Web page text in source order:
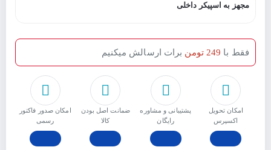
مجهز به اسپیکر داخلی
امکان تحویل
اکسپرس
پشتیبانی و مشاوره
رایگان
ﺿﻤﺎﻧﺖ اﺻﻞ ﺑﻮدن
ﮐﺎﻟﺎ
امکان صدور فاکتور
رسمی
فقط با 249 تومن برات ارسالش میکنیم